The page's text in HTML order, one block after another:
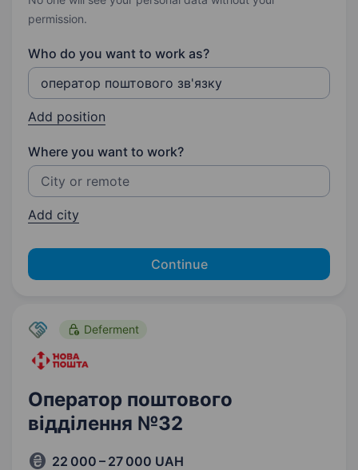
permission.
Who do you want to work as?
Add position
Where you want to work?
Add city
Continue
Deferment
Оператор поштового
відділення №32
22 000 – 27 000 UAH